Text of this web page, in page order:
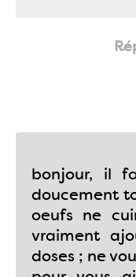
bonjour, il
doucement
oeufs ne
vraiment
doses ; ne